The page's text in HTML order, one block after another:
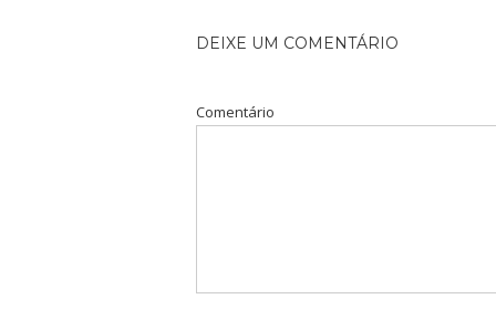
DEIXE UM COMENTÁRIO
Comentário